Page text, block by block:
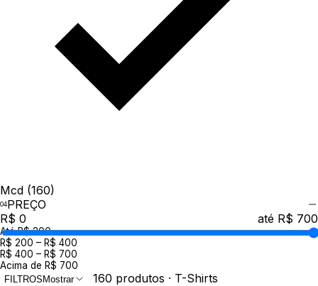
Mcd (160)
PREÇO
R$ 0
até R$ 700
Até R$ 200
R$ 200 – R$ 400
R$ 400 – R$ 700
Acima de R$ 700
FILTROS Mostrar 160 produtos · T-Shirts